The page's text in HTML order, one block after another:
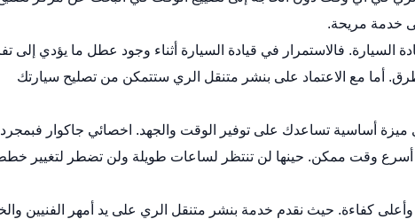
خدمة مريحة.
السيارة. فالاستمرار في قيادة السيارة أثناء وجود عطل ما يؤدي إلى
أما مع الاعتماد على بنشر متنقل الري ستتمكن من تصليح سيارتك
ميزة أساسية تساعدك على توفير الوقت والجهد. اخصائي جاكوار فبمجرد
في أسرع وقت ممكن. حينها لن تنتظر لساعات طويلة ولن تضطر لتغيير
كفاءة. حيث نقدم خدمة بنشر متنقل الري على يد أمهر الفنيين